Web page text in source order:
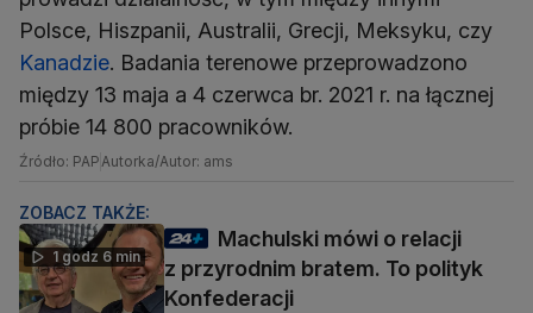
Polsce, Hiszpanii, Australii, Grecji, Meksyku, czy
Kanadzie. Badania terenowe przeprowadzono
między 13 maja a 4 czerwca br. 2021 r. na łącznej
próbie 14 800 pracowników.
Źródło: PAPAutorka/Autor: ams
ZOBACZ TAKŻE:
1 godz 6 min
Machulski mówi o relacji
z przyrodnim bratem. To polityk
Konfederacji